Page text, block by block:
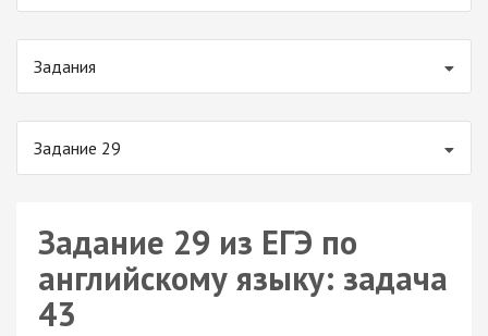
Задания
Задание 29
Задание 29 из ЕГЭ по
английскому языку: задача
43